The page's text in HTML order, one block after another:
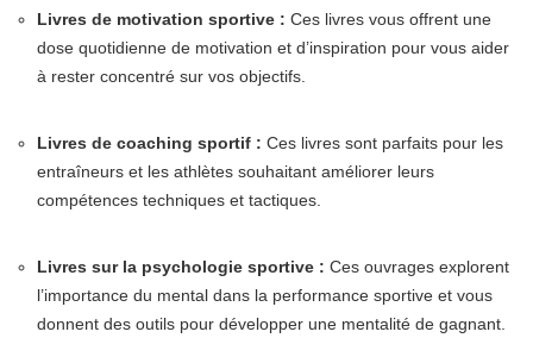
Livres de motivation sportive : Ces livres vous offrent une
dose quotidienne de motivation et d’inspiration pour vous aider
à rester concentré sur vos objectifs.
Livres de coaching sportif : Ces livres sont parfaits pour les
entraîneurs et les athlètes souhaitant améliorer leurs
compétences techniques et tactiques.
Livres sur la psychologie sportive : Ces ouvrages explorent
l’importance du mental dans la performance sportive et vous
donnent des outils pour développer une mentalité de gagnant.